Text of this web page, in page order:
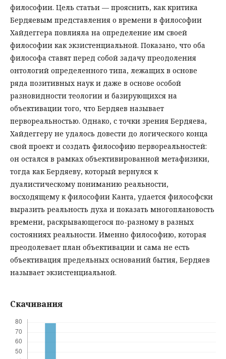
философии. Цель статьи — прояснить, как критика
Бердяевым представления о времени в философии
Хайдеггера повлияла на определение им своей
философии как экзистенциальной. Показано, что оба
философа ставят перед собой задачу преодоления
онтологий определенного типа, лежащих в основе
ряда позитивных наук и даже в основе особой
разновидности теологии и базирующихся на
объективации того, что Бердяев называет
первореальностью. Однако, с точки зрения Бердяева,
Хайдеггеру не удалось довести до логического конца
свой проект и создать философию первореальностей:
он остался в рамках объективированной метафизики,
тогда как Бердяеву, который вернулся к
дуалистическому пониманию реальности,
восходящему к философии Канта, удается философски
выразить реальность духа и показать многоплановость
времени, раскрывающегося по-разному в разных
состояниях реальности. Именно философию, которая
преодолевает план объективации и сама не есть
объективация предельных оснований бытия, Бердяев
называет экзистенциальной.
Скачивания